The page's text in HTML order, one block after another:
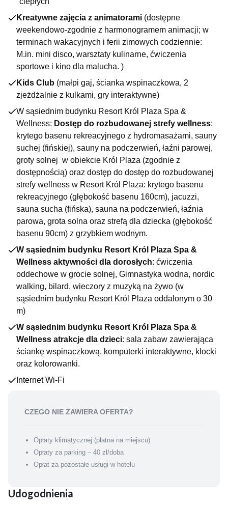
kondycji nie muszą ograniczać się do zdrowego mikroklimatu
Jarosławca – hotel oferuje swoim gościom rozliczne atrakcje
pozwalające w przyjemny sposób zadbać zarówno o dobry
nastrój, jak i świetny wygląd.
Dla szukających wytchnienia:
Kryty basen
Sauna i łaźnia parowa
Wanna z hydromasażem
Gabinet spa – zabiegi kosmetyczne i odnowa biologiczna
Masaże
Grota solna
Dla aktywnych:
Night club
Jazda konna
Wędkowanie
Pokój gier
Bilard
Karaoke
Rowery
DLA NAJMŁODSZYCH
Król Plaza to miejsce stworzone dla rodzin – szczególnie, jeśli
marzysz o chwili odpoczynku od swoich milusińskich. Możesz
liczyć na pomoc profesjonalnych animatorów (w wybranych
terminach i pakietach), którzy skutecznie zajmą uwagę Twoich
pociech, dając Ci czas na wyciszenie i relaks. Oto, co czeka na
małych gości hotelu:
Mnóstwo gier, kolorowanek, książek i zabawek
Warsztaty plastyczne
Seanse bajkowe dla najmłodszych
JEDZENIE I PICIE
W obiekcie każdy, kto lubi dopieścić podniebienie, znajdzie coś
dla siebie. Elegancka restauracja stanowi doskonałe tło dla
popisów szefa kuchni. Lobby bar jest z kolei idealnym
miejscem na popołudniową kawę i ciastko. Z kolei night club
Kreatywne zajęcia z animatorami (dostępne
weekendowo-zgodnie z harmonogramem animacji; w
terminach wakacyjnych i ferii zimowych codziennie:
M.in. mini disco, warsztaty kulinarne, ćwiczenia
sportowe i kino dla malucha. )
Kids Club (małpi gaj, ścianka wspinaczkowa, 2
zjeżdżalnie z kulkami, gry interaktywne)
W sąsiednim budynku Resort Król Plaza Spa &
Wellness: Dostęp do rozbudowanej strefy wellness:
krytego basenu rekreacyjnego z hydromasażami, sauny
suchej (fińskiej), sauny na podczerwień, łaźni parowej,
groty solnej w obiekcie Król Plaza (zgodnie z
dostępnością) oraz dostęp do dostęp do rozbudowanej
strefy wellness w Resort Król Plaza: krytego basenu
rekreacyjnego (głębokość basenu 160cm), jacuzzi,
sauna sucha (fińska), sauna na podczerwień, łaźnia
parowa, grota solna oraz strefą dla dziecka (głębokość
basenu 90cm) z grzybkiem wodnym.
W sąsiednim budynku Resort Król Plaza Spa &
Wellness aktywności dla dorosłych: ćwiczenia
oddechowe w grocie solnej, Gimnastyka wodna, nordic
walking, bilard, wieczory z muzyką na żywo (w
sąsiednim budynku Resort Król Plaza oddalonym o 30
m)
W sąsiednim budynku Resort Król Plaza Spa &
Wellness atrakcje dla dzieci: sala zabaw zawierająca
ściankę wspinaczkową, komputerki interaktywne, klocki
oraz kolorowanki.
Internet Wi-Fi
CZEGO NIE ZAWIERA OFERTA?
Opłaty klimatycznej (płatna na miejscu)
Opłaty za parking – 40 zł/doba
Opłat za pozostałe usługi w hotelu
Udogodnienia